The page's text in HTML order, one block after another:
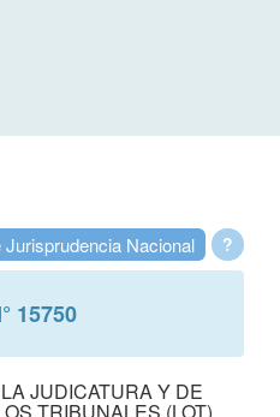
?
Jurisprudencia Nacional
15750
JUDICATURA Y DE